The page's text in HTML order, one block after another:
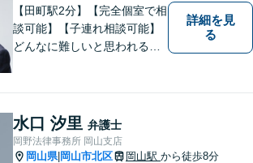
【田町駅2分】【完全個室で相
談可能】【子連れ相談可能】
どんなに難しいと思われる案
ている皆さまの現状を良い方
向に変化させることができる
ように全力を尽くします。
詳細を見
る
水口 汐里 弁護士
岡野法律事務所 岡山支店
岡山県| 岡山市北区 岡山駅 から徒歩8分